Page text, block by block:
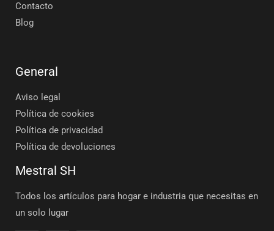
Contacto
Blog
General
Aviso legal
Política de cookies
Política de privacidad
Política de devoluciones
Mestral SH
Todos los artículos para hogar e industria que necesitas en
un solo lugar